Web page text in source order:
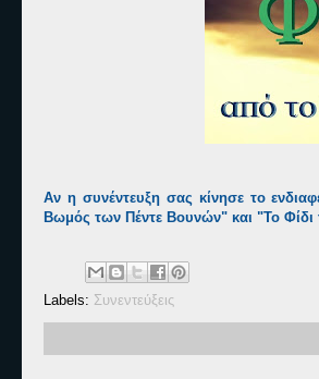
Αν η συνέντευξη σας κίνησε το
Βωμός των Πέντε Βουνών" και "Το
Labels: Συνεντεύξεις